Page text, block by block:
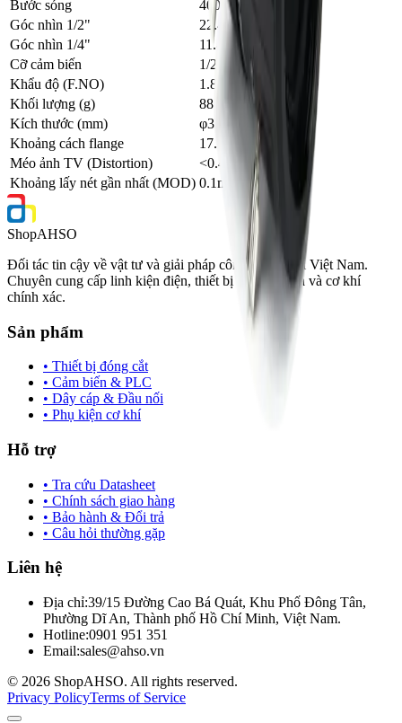
Bước sóng
400-1700nm
Góc nhìn 1/2"
22.44°×17.98°
Góc nhìn 1/4"
11.48°×9.1°
Cỡ cảm biến
1/2"
Khẩu độ (F.NO)
1.8-16
Khối lượng (g)
88
Kích thước (mm)
φ33.5×44.65
Khoảng cách flange
17.526
Méo ảnh TV (Distortion)
<0.4%
Khoảng lấy nét gần nhất (MOD) 0.1m, 0.141x
ShopAHSO
Đối tác tin cậy về vật tư và giải pháp công nghiệp tại Việt Nam.
Chuyên cung cấp linh kiện điện, thiết bị tự động hóa và cơ khí
chính xác.
Sản phẩm
• Thiết bị đóng cắt
• Cảm biến & PLC
• Dây cáp & Đầu nối
• Phụ kiện cơ khí
Hỗ trợ
• Tra cứu Datasheet
• Chính sách giao hàng
• Bảo hành & Đổi trả
• Câu hỏi thường gặp
Liên hệ
Địa chỉ:39/15 Đường Cao Bá Quát, Khu Phố Đông Tân,
Phường Dĩ An, Thành phố Hồ Chí Minh, Việt Nam.
Hotline:0901 951 351
Email:sales@ahso.vn
© 2026 ShopAHSO. All rights reserved.
Privacy PolicyTerms of Service